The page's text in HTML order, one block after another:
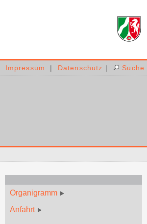
Impressum | Datenschutz | Suche
Organigramm
Anfahrt